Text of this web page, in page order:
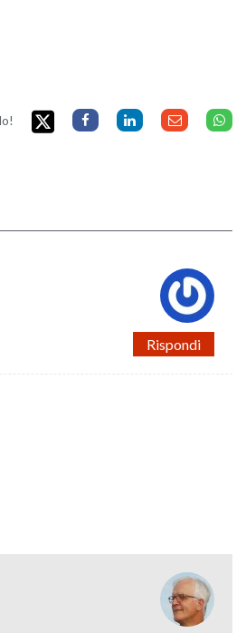
Rispondi